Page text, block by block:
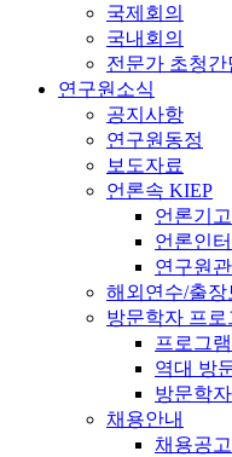
국제회의
국내회의
전문가 초청간
연구원소식
공지사항
연구원동정
보도자료
언론속 KIEP
언론기고
언론인
연구원
해외연수/출장
방문학자 프로
프로그
역대 방
방문학
채용안내
채용공고